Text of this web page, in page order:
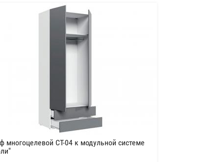
многоцелевой СТ-04 к модульной системе